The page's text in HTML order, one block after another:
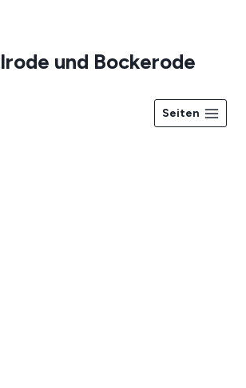
und Bockerode
Seiten